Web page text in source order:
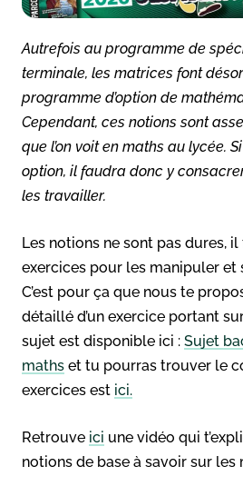
Autrefois au programme de
terminale, les matrices font
programme d’option de
Cependant, ces notions sont
que l’on voit en maths au lycée.
option, il faudra donc y
les travailler.
Les notions ne sont pas dures,
exercices pour les manipuler et
C’est pour ça que nous te
détaillé d’un exercice portant
sujet est disponible ici : Sujet
maths et tu pourras trouver le
exercices est ici.
Retrouve ici une vidéo qui
notions de base à savoir sur les